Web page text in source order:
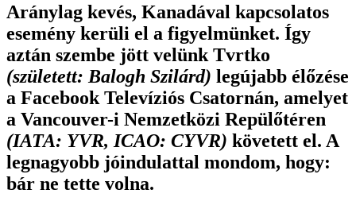
Aránylag kevés, Kanadával kapcsolatos
esemény kerüli el a figyelmünket. Így
aztán szembe jött velünk Tvrtko
(született: Balogh Szilárd) legújabb élőzése
a Facebook Televíziós Csatornán, amelyet
a Vancouver-i Nemzetközi Repülőtéren
(IATA: YVR, ICAO: CYVR) követett el. A
legnagyobb jóindulattal mondom, hogy:
bár ne tette volna.